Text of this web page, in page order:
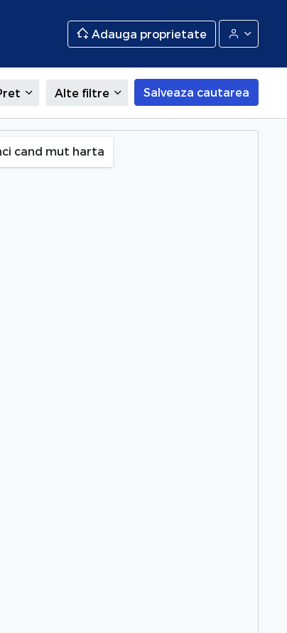
Adauga proprietate
Alte filtre Salveaza cautarea
cand mut harta